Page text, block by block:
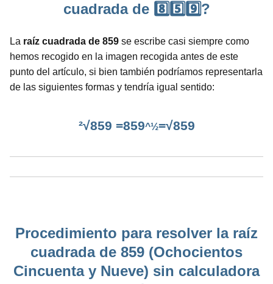
cuadrada de 8️⃣5️⃣9️⃣?
La raíz cuadrada de 859 se escribe casi siempre como
hemos recogido en la imagen recogida antes de este
punto del artículo, si bien también podríamos representarla
de las siguientes formas y tendría igual sentido:
²√859 =859^½=√859
Procedimiento para resolver la raíz
cuadrada de 859 (Ochocientos
Cincuenta y Nueve) sin calculadora